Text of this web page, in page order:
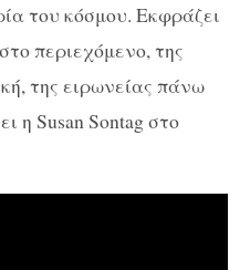
του κόσμου. Εκφράζει
περιεχόμενο, της
της ειρωνείας πάνω
η Susan Sontag στο